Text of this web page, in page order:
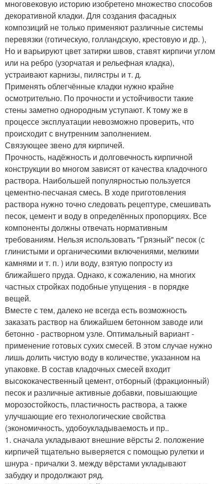
многовековую историю изобретено множество способов
декоративной кладки. Для создания фасадных
композиций не только применяют различные системы
перевязки (готическую, голландскую, крестовую и др. ),
Но и варьируют цвет затирки швов, ставят кирпичи углом
или на ребро (узорчатая и рельефная кладка),
устраивают карнизы, пилястры и т. д.
Применять облегчённые кладки нужно крайне
осмотрительно. По прочности и устойчивости такие
стены заметно однородным уступают. К тому же в
процессе эксплуатации невозможно проверить, что
происходит с внутренним заполнением.
Связующее звено для кирпичей.
Прочность, надёжность и долговечность кирпичной
конструкции во многом зависят от качества кладочного
раствора. Наибольшей популярностью пользуется
цементно-песчаная смесь. В ходе приготовления
раствора нужно точно следовать рецептуре, смешивать
песок, цемент и воду в определённых пропорциях. Все
компоненты должны отвечать нормативным
требованиям. Нельзя использовать "Грязный" песок (с
глинистыми и органическими включениями, мелкими
камнями и т. п. ) или воду, взятую попросту из
ближайшего пруда. Однако, к сожалению, на многих
частных стройках подобные упущения - в порядке
вещей.
Вместе с тем, далеко не всегда есть возможность
заказать раствор на ближайшем бетонном заводе или
бетонно - растворном узле. Оптимальный вариант -
применение готовых сухих смесей. В этом случае нужно
лишь долить чистую воду в количестве, указанном на
упаковке. В состав кладочных смесей входит
высококачественный цемент, отборный (фракционный)
песок и различные активные добавки, повышающие
морозостойкость, пластичность раствора, а также
улучшающие его технологические свойства
(экономичность, удобоукладываемость и пр..
1. сначала укладывают внешние вёрсты 2. положение
кирпичей тщательно выверяется с помощью рулетки и
шнура - причалки 3. между вёрстами укладывают
забудку и продолжают ряд.